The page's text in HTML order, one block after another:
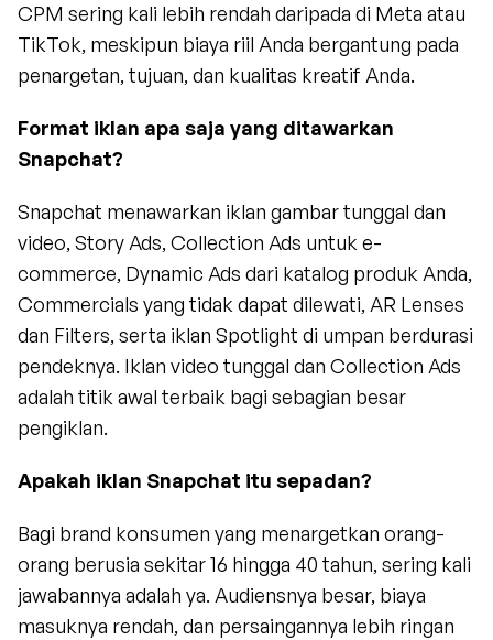
CPM sering kali lebih rendah daripada di Meta atau
TikTok, meskipun biaya riil Anda bergantung pada
penargetan, tujuan, dan kualitas kreatif Anda.
Format iklan apa saja yang ditawarkan
Snapchat?
Snapchat menawarkan iklan gambar tunggal dan
video, Story Ads, Collection Ads untuk e-
commerce, Dynamic Ads dari katalog produk Anda,
Commercials yang tidak dapat dilewati, AR Lenses
dan Filters, serta iklan Spotlight di umpan berdurasi
pendeknya. Iklan video tunggal dan Collection Ads
adalah titik awal terbaik bagi sebagian besar
pengiklan.
Apakah iklan Snapchat itu sepadan?
Bagi brand konsumen yang menargetkan orang-
orang berusia sekitar 16 hingga 40 tahun, sering kali
jawabannya adalah ya. Audiensnya besar, biaya
masuknya rendah, dan persaingannya lebih ringan